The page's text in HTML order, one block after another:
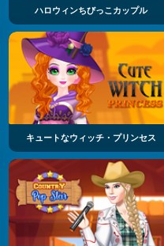
ハロウィンちびっこカップル
キュートなウィッチ・プリンセス